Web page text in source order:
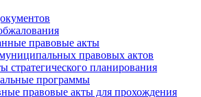
правовые акты
правовых актов
стратегического планирования
программы
правовые акты для прохождения